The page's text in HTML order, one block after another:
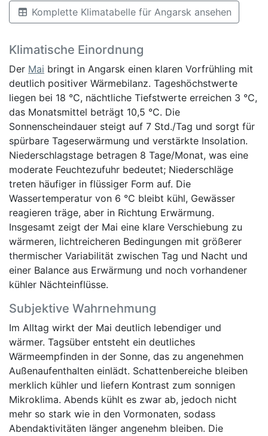
Komplette Klimatabelle für Angarsk ansehen
Klimatische Einordnung
Der Mai bringt in Angarsk einen klaren Vorfrühling mit
deutlich positiver Wärmebilanz. Tageshöchstwerte
liegen bei 18 °C, nächtliche Tiefstwerte erreichen 3 °C,
das Monatsmittel beträgt 10,5 °C. Die
Sonnenscheindauer steigt auf 7 Std./Tag und sorgt für
spürbare Tageserwärmung und verstärkte Insolation.
Niederschlagstage betragen 8 Tage/Monat, was eine
moderate Feuchtezufuhr bedeutet; Niederschläge
treten häufiger in flüssiger Form auf. Die
Wassertemperatur von 6 °C bleibt kühl, Gewässer
reagieren träge, aber in Richtung Erwärmung.
Insgesamt zeigt der Mai eine klare Verschiebung zu
wärmeren, lichtreicheren Bedingungen mit größerer
thermischer Variabilität zwischen Tag und Nacht und
einer Balance aus Erwärmung und noch vorhandener
kühler Nächteinflüsse.
Subjektive Wahrnehmung
Im Alltag wirkt der Mai deutlich lebendiger und
wärmer. Tagsüber entsteht ein deutliches
Wärmeempfinden in der Sonne, das zu angenehmen
Außenaufenthalten einlädt. Schattenbereiche bleiben
merklich kühler und liefern Kontrast zum sonnigen
Mikroklima. Abends kühlt es zwar ab, jedoch nicht
mehr so stark wie in den Vormonaten, sodass
Abendaktivitäten länger angenehm bleiben. Die